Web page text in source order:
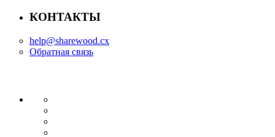
КОНТАКТЫ
help@sharewood.cx
Обратная связь